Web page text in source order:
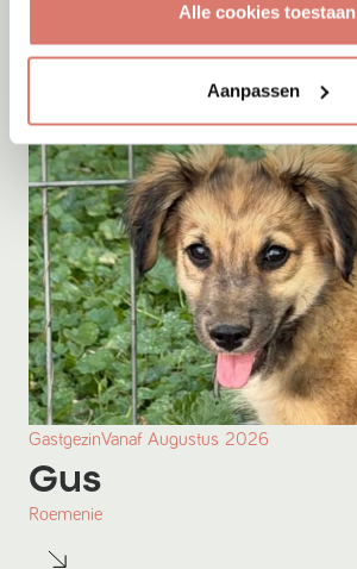
Alle cookies toestaan
Aanpassen
GastgezinVanaf Augustus 2026
Gus
Roemenie